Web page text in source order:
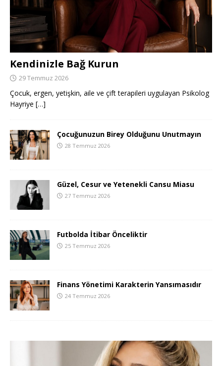
Kendinizle Bağ Kurun
29 Temmuz 2026
Çocuk, ergen, yetişkin, aile ve çift terapileri uygulayan Psikolog
Hayriye […]
Çocuğunuzun Birey Olduğunu Unutmayın
28 Temmuz 2026
Güzel, Cesur ve Yetenekli Cansu Miasu
27 Temmuz 2026
Futbolda İtibar Önceliktir
25 Temmuz 2026
Finans Yönetimi Karakterin Yansımasıdır
24 Temmuz 2026